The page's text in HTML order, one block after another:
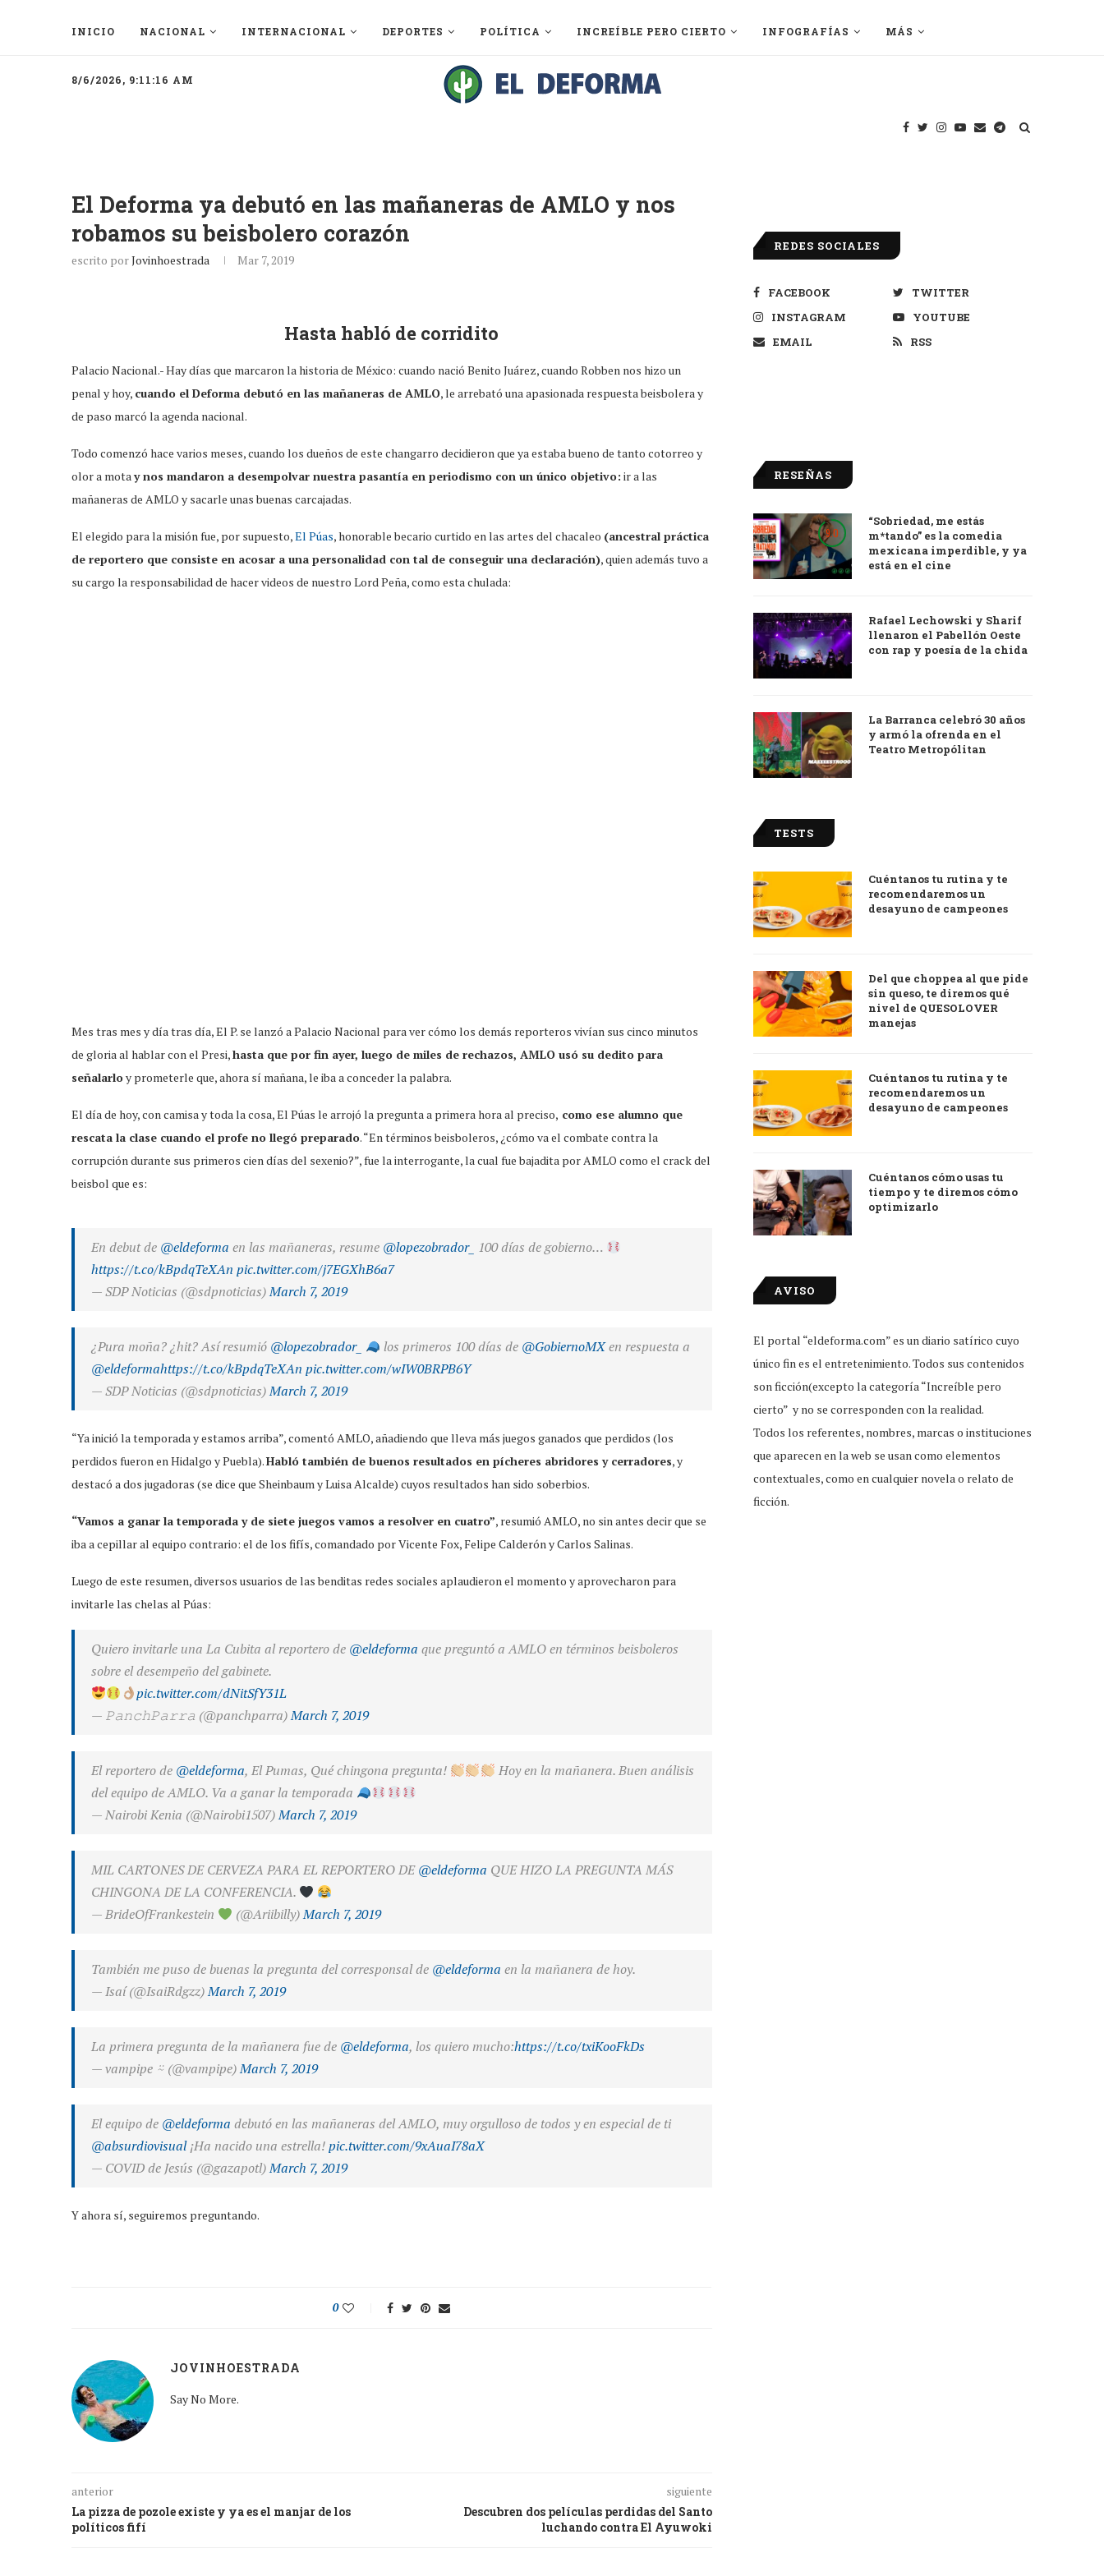
INICIO NACIONAL INTERNACIONAL DEPORTES POLÍTICA INCREÍBLE PERO CIERTO INFOGRAFÍAS MÁS
8/6/2026, 9:11:16 AM
El Deforma ya debutó en las mañaneras de AMLO y nos
robamos su beisbolero corazón
escrito porJovinhoestrada Mar 7, 2019
Hasta habló de corridito
Palacio Nacional.- Hay días que marcaron la historia de México: cuando nació Benito Juárez, cuando Robben nos hizo un
penal y hoy, cuando el Deforma debutó en las mañaneras de AMLO, le arrebató una apasionada respuesta beisbolera y
de paso marcó la agenda nacional.
Todo comenzó hace varios meses, cuando los dueños de este changarro decidieron que ya estaba bueno de tanto cotorreo y
olor a motay nos mandaron a desempolvar nuestra pasantía en periodismo con un único objetivo: ir a las
mañaneras de AMLO y sacarle unas buenas carcajadas.
El elegido para la misión fue, por supuesto,El Púas, honorable becario curtido en las artes del chacaleo (ancestral práctica
de reportero que consiste en acosar a una personalidad con tal de conseguir una declaración), quien además tuvo a
su cargo la responsabilidad de hacer videos de nuestro Lord Peña, como esta chulada:
Mes tras mes y día tras día, El P. se lanzó a Palacio Nacional para ver cómo los demás reporteros vivían sus cinco minutos
de gloria al hablar con el Presi,hasta que por fin ayer, luego de miles de rechazos, AMLO usó su dedito para
señalarloy prometerle que, ahora sí mañana, le iba a conceder la palabra.
El día de hoy, con camisa y toda la cosa, El Púas le arrojó la pregunta a primera hora al preciso, como ese alumno que
rescata la clase cuando el profe no llegó preparado. “En términos beisboleros, ¿cómo va el combate contra la
corrupción durante sus primeros cien días del sexenio?”, fue la interrogante, la cual fue bajadita por AMLO como el crack del
beisbol que es:
En debut de @eldeforma en las mañaneras, resume @lopezobrador_ 100 días de gobierno…
https://t.co/kBpdqTeXAn pic.twitter.com/j7EGXhB6a7
— SDP Noticias (@sdpnoticias)March 7, 2019
¿Pura moña? ¿hit? Así resumió @lopezobrador_ los primeros 100 días de @GobiernoMXen respuesta a
@eldeformahttps://t.co/kBpdqTeXAn pic.twitter.com/wIW0BRPB6Y
— SDP Noticias (@sdpnoticias)March 7, 2019
“Ya inició la temporada y estamos arriba”, comentó AMLO, añadiendo que lleva más juegos ganados que perdidos (los
perdidos fueron en Hidalgo y Puebla).Habló también de buenos resultados en pícheres abridores y cerradores, y
destacó a dos jugadoras (se dice que Sheinbaum y Luisa Alcalde) cuyos resultados han sido soberbios.
“Vamos a ganar la temporada y de siete juegos vamos a resolver en cuatro”, resumió AMLO, no sin antes decir que se
iba a cepillar al equipo contrario: el de los fifís, comandado por Vicente Fox, Felipe Calderón y Carlos Salinas.
Luego de este resumen, diversos usuarios de las benditas redes sociales aplaudieron el momento y aprovecharon para
invitarle las chelas al Púas:
Quiero invitarle una La Cubita al reportero de @eldeforma que preguntó a AMLO en términos beisboleros
sobre el desempeño del gabinete.
pic.twitter.com/dNitSfY31L
— 𝙿𝚊𝚗𝚌𝚑𝙿𝚊𝚛𝚛𝚊 (@panchparra)March 7, 2019
El reportero de @eldeforma, El Pumas, Qué chingona pregunta!
Hoy en la mañanera. Buen análisis
del equipo de AMLO. Va a ganar la temporada
— Nairobi Kenia (@Nairobi1507)March 7, 2019
MIL CARTONES DE CERVEZA PARA EL REPORTERO DE@eldeforma QUE HIZO LA PREGUNTA MÁS
CHINGONA DE LA CONFERENCIA.
— BrideOfFrankestein
(@Ariibilly)March 7, 2019
También me puso de buenas la pregunta del corresponsal de @eldeforma en la mañanera de hoy.
— Isaí (@IsaiRdgzz)March 7, 2019
La primera pregunta de la mañanera fue de @eldeforma, los quiero mucho:https://t.co/txiKooFkDs
— vampipe ⍨ (@vampipe)March 7, 2019
El equipo de @eldeforma debutó en las mañaneras del AMLO, muy orgulloso de todos y en especial de ti
@absurdiovisual¡Ha nacido una estrella!pic.twitter.com/9xAuaI78aX
— COVID de Jesús (@gazapotl)March 7, 2019
Y ahora sí, seguiremos preguntando.
0
JOVINHOESTRADA
Say No More.
anterior
La pizza de pozole existe y ya es el manjar de los
políticos fifí
siguiente
Descubren dos películas perdidas del Santo
luchando contra El Ayuwoki
REDES SOCIALES
FACEBOOK
TWITTER
INSTAGRAM
YOUTUBE
EMAIL
RSS
RESEÑAS
9.0
“Sobriedad, me estás
m*tando” es la comedia
mexicana imperdible, y ya
está en el cine
Rafael Lechowski y Sharif
llenaron el Pabellón Oeste
con rap y poesía de la chida
La Barranca celebró 30 años
y armó la ofrenda en el
Teatro Metropólitan
TESTS
Cuéntanos tu rutina y te
recomendaremos un
desayuno de campeones
Del que choppea al que pide
sin queso, te diremos qué
nivel de QUESOLOVER
manejas
Cuéntanos tu rutina y te
recomendaremos un
desayuno de campeones
Cuéntanos cómo usas tu
tiempo y te diremos cómo
optimizarlo
AVISO
El portal “eldeforma.com” es un diario satírico cuyo
único fin es el entretenimiento. Todos sus contenidos
son ficción(excepto la categoría “Increíble pero
cierto” y no se corresponden con la realidad.
Todos los referentes, nombres, marcas o instituciones
que aparecen en la web se usan como elementos
contextuales, como en cualquier novela o relato de
ficción.